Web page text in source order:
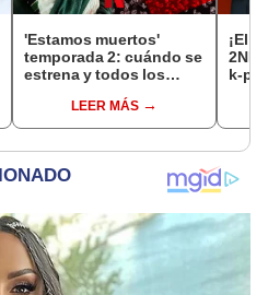
'Estamos muertos'
temporada 2: cuándo se
estrena y todos los
entregaLEER MÁS
¡El
k-